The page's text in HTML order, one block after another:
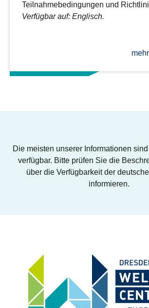
Teilnahmebedingungen und
Verfügbar auf: Englisch.
Die meisten unserer Informationen
verfügbar. Bitte prüfen Sie die
über die Verfügbarkeit der
informieren.